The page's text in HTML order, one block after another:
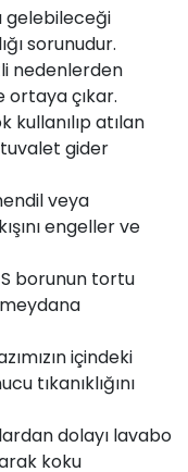
gelebileceği
sorunudur.
nedenlerden
ortaya çıkar.
kullanılıp atılan
gider
veya
engeller ve
borunun tortu
meydana
içindeki
tıkanıklığını
dolayı lavabo
koku